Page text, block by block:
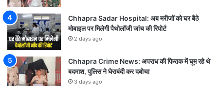
Chhapra Sadar Hospital: अब मरीजों को घर बैठे
मोबाइल पर मिलेगी पैथोलॉजी जांच की रिपोर्ट
2 days ago
Chhapra Crime News: अपराध की फिराक में घूम रहे थे
बदमाश, पुलिस ने घेराबंदी कर दबोचा
3 days ago